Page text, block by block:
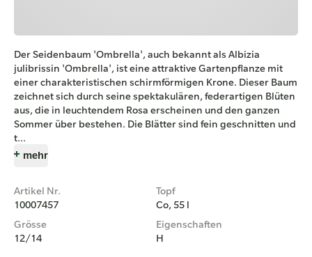
Der Seidenbaum 'Ombrella', auch bekannt als Albizia
julibrissin 'Ombrella', ist eine attraktive Gartenpflanze mit
einer charakteristischen schirmförmigen Krone. Dieser Baum
zeichnet sich durch seine spektakulären, federartigen Blüten
aus, die in leuchtendem Rosa erscheinen und den ganzen
Sommer über bestehen. Die Blätter sind fein geschnitten und
t...
mehr
Artikel Nr.
10007457
Topf
Co, 55 l
Grösse
12/14
Eigenschaften
H